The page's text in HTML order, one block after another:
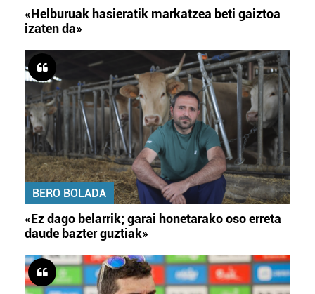
«Helburuak hasieratik markatzea beti gaiztoa
izaten da»
BERO BOLADA
«Ez dago belarrik; garai honetarako oso erreta
daude bazter guztiak»